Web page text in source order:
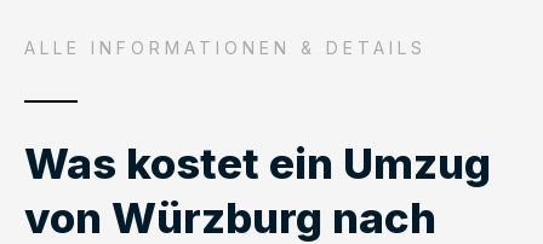
ALLE INFORMATIONEN & DETAILS
Was kostet ein Umzug
von Würzburg nach